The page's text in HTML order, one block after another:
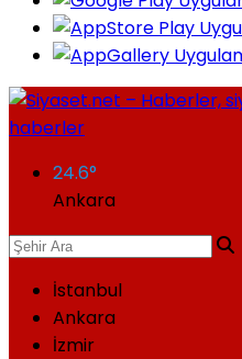
24.6°
Ankara
İstanbul
Ankara
İzmir